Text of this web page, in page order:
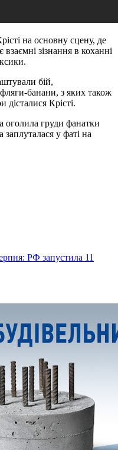
на основну сцену, де
зізнання в коханні
бій,
банани, з яких також
Крісті.
груди фанатки
у фаті на
РФ запустила 11